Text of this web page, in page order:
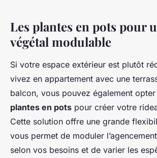
Les plantes en pots pour
végétal modulable
Si votre espace extérieur est plutôt
vivez en appartement avec une
balcon, vous pouvez également
plantes en pots pour créer votre
Cette solution offre une grande
vous permet de moduler
selon vos besoins et de varier les